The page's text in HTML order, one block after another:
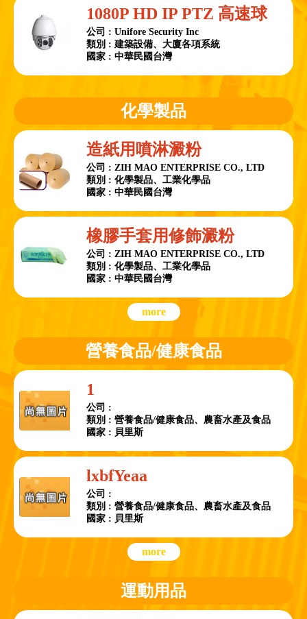
1080P HD IP PTZ 高速球
公司 : Unifore Security Inc
類別 : 建築設備、大廈各項系統
國家 : 中華民國台灣
化學製品
造紙用噴淋澱粉
公司 : ZIH MAO ENTERPRISE CO., LTD
類別 : 化學製品、工業化學品
國家 : 中華民國台灣
橡膠手套用修飾澱粉
公司 : ZIH MAO ENTERPRISE CO., LTD
類別 : 化學製品、工業化學品
國家 : 中華民國台灣
more
營養食品/健康食品
1
公司 :
類別 : 營養食品/健康食品、農畜水產及食品
國家 : 貝里斯
lxbfYeaa
公司 :
類別 : 營養食品/健康食品、農畜水產及食品
國家 : 貝里斯
more
運動用品